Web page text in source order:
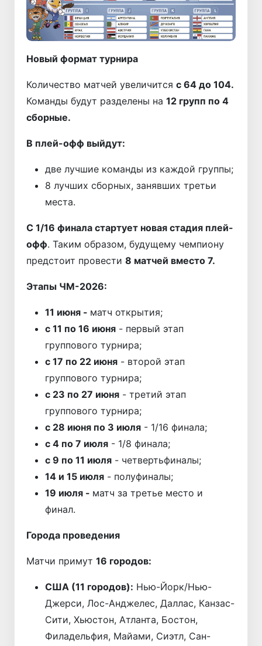
Новый формат турнира
Количество матчей увеличится с 64 до 104.
Команды будут разделены на 12 групп по 4
сборные.
В плей-офф выйдут:
две лучшие команды из каждой группы;
8 лучших сборных, занявших третьи
места.
С 1/16 финала стартует новая стадия плей-
офф. Таким образом, будущему чемпиону
предстоит провести 8 матчей вместо 7.
Этапы ЧМ-2026:
11 июня - матч открытия;
с 11 по 16 июня - первый этап
группового турнира;
с 17 по 22 июня - второй этап
группового турнира;
с 23 по 27 июня - третий этап
группового турнира;
с 28 июня по 3 июля - 1/16 финала;
с 4 по 7 июля - 1/8 финала;
с 9 по 11 июля - четвертьфиналы;
14 и 15 июля - полуфиналы;
19 июля - матч за третье место и
финал.
Города проведения
Матчи примут 16 городов:
США (11 городов): Нью-Йорк/Нью-
Джерси, Лос-Анджелес, Даллас, Канзас-
Сити, Хьюстон, Атланта, Бостон,
Филадельфия, Майами, Сиэтл, Сан-